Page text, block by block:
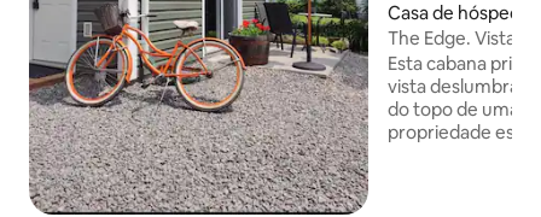
Casa de hóspedes
dward
The Edge. Vista
Friendly
Esta cabana
vista
do topo de uma
propriedade está